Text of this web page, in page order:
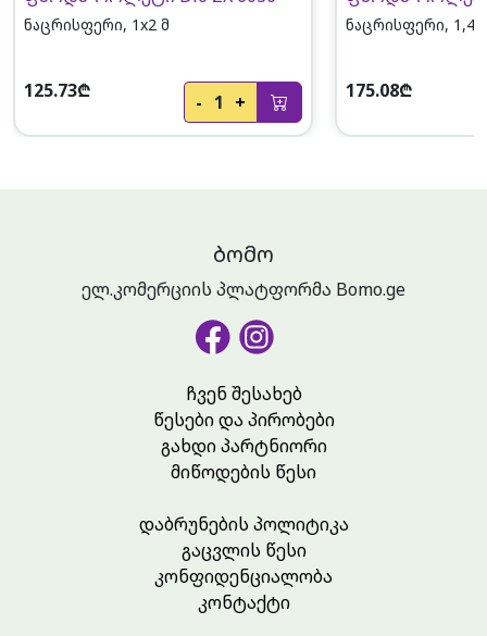
ნაცრისფერი, 1x2 მ
125.73₾ - 1 +
ნაცრისფერი,
175.08₾
ᲑᲝᲛᲝ
ელ.კომერციის პლატფორმა Bomo.ge
ჩვენ შესახებ
წესები და პირობები
გახდი პარტნიორი
მიწოდების წესი
დაბრუნების პოლიტიკა
გაცვლის წესი
კონფიდენციალობა
კონტაქტი